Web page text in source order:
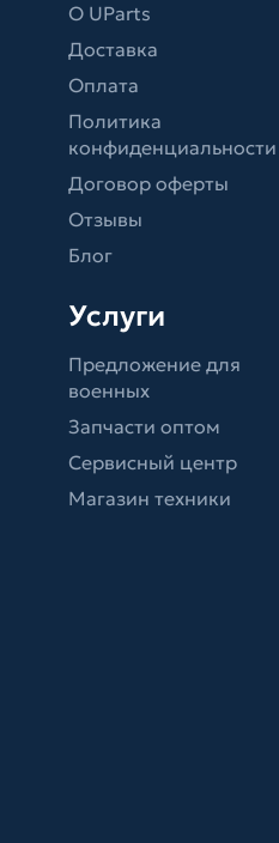
О UParts
Доставка
Оплата
Политика
конфиденциальности
Договор оферты
Отзывы
Блог
Услуги
Предложение для
военных
Запчасти оптом
Сервисный центр
Магазин техники